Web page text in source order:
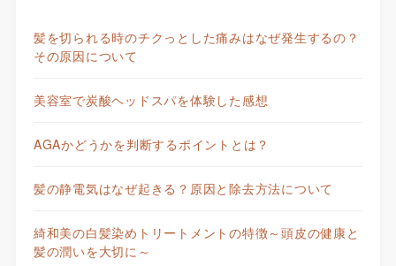
髪を切られる時のチクっとした痛みはなぜ発生するの？
その原因について
美容室で炭酸ヘッドスパを体験した感想
AGAかどうかを判断するポイントとは？
髪の静電気はなぜ起きる？原因と除去方法について
綺和美の白髪染めトリートメントの特徴～頭皮の健康と
髪の潤いを大切に～